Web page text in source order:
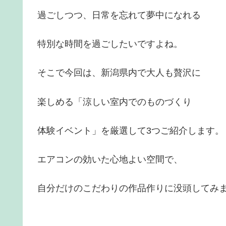
過ごしつつ、日常を忘れて夢中になれる
特別な時間を過ごしたいですよね。
そこで今回は、新潟県内で大人も贅沢に
楽しめる「涼しい室内でのものづくり
体験イベント」を厳選して3つご紹介します。
エアコンの効いた心地よい空間で、
自分だけのこだわりの作品作りに没頭してみ